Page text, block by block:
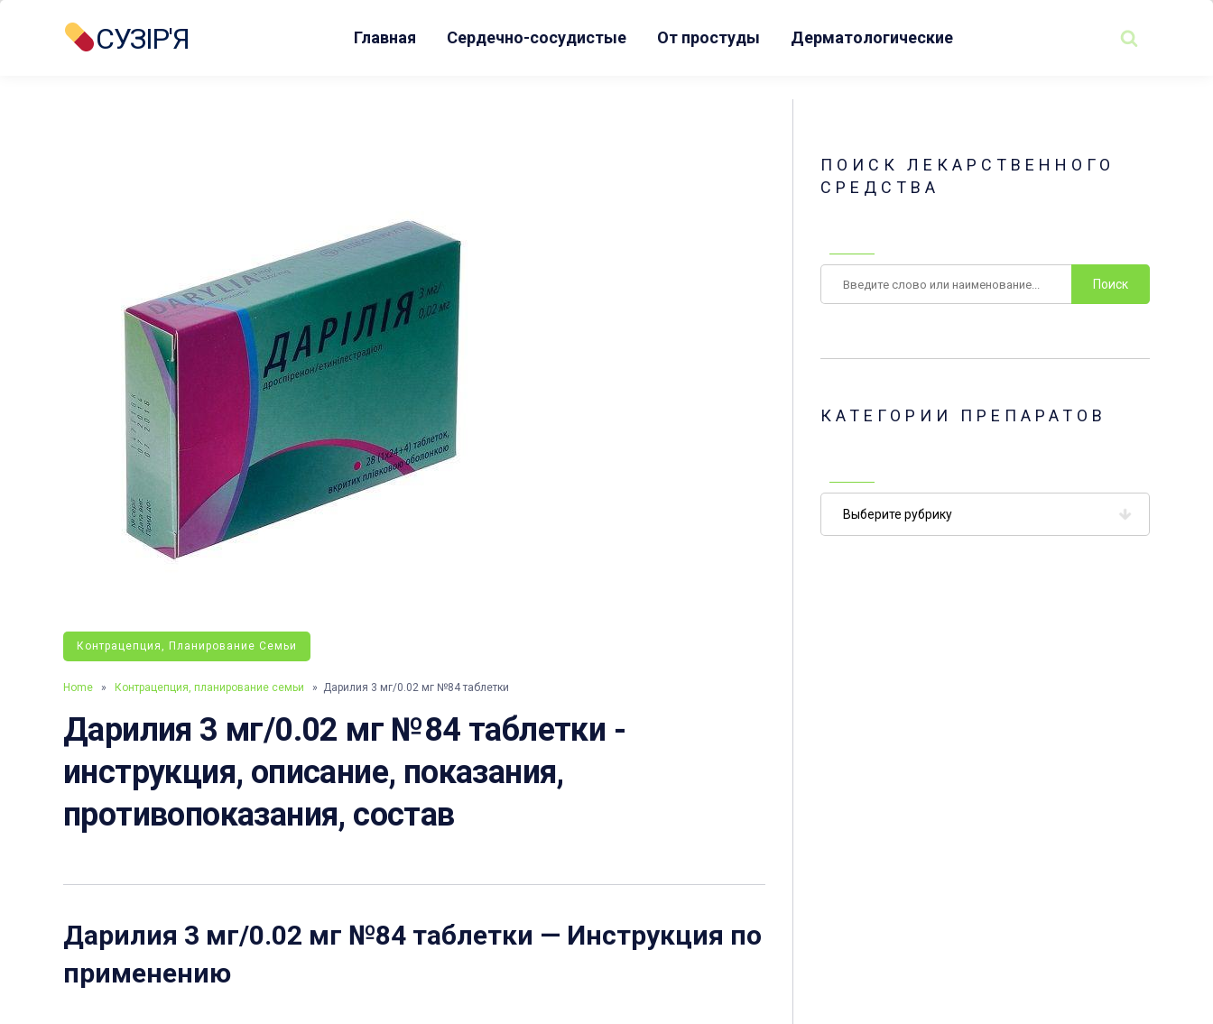
СУЗІР'Я Главная Сердечно-сосудистые От простуды Дерматологические
Контрацепция, Планирование Семьи
Home » Контрацепция, планирование семьи » Дарилия 3 мг/0.02 мг №84 таблетки
Дарилия 3 мг/0.02 мг №84 таблетки -
инструкция, описание, показания,
противопоказания, состав
Дарилия 3 мг/0.02 мг №84 таблетки — Инструкция по
применению
ПОИСК ЛЕКАРСТВЕННОГО
СРЕДСТВА
КАТЕГОРИИ ПРЕПАРАТОВ
препаратов